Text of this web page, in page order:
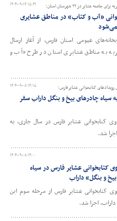
۱۴۰۴-۰۹-۱۶ ۱۵:۴۱ عشایر در ۲۲ شهرستان استان؛
«آب و کتاب» در مناطق عشایری
می‌شود
عمومی استان فارس، از آغاز ارسال
به مناطق عشایری استان در طرح «آب و
۱۴۰۴-۰۹-۰۸ ۱۴:۱۵ رویدادهای کتابخوانی عشایر فارس؛
سیاه چادرهای بیخ و بنگل داراب سفر
کتابخوانی عشایر فارس در سال جاری، به
شد.
۱۴۰۴-۰۹-۰۸ ۱۴:۰۰
کتابخوانی عشایر فارس در سیاه
و بنگل» داراب
کتابخوانی عشایر فارس از مرحله سوم این
اجرا شد.